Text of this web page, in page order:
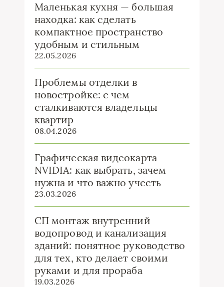
Маленькая кухня — большая
находка: как сделать
компактное пространство
удобным и стильным
22.05.2026
Проблемы отделки в
новостройке: с чем
сталкиваются владельцы
квартир
08.04.2026
Графическая видеокарта
NVIDIA: как выбрать, зачем
нужна и что важно учесть
23.03.2026
СП монтаж внутренний
водопровод и канализация
зданий: понятное руководство
для тех, кто делает своими
руками и для прораба
19.03.2026